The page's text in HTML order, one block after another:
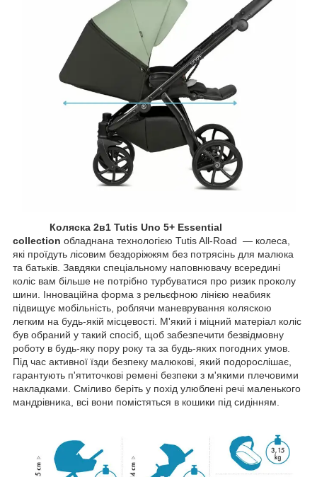
Коляска 2в1 Tutis Uno 5+ Essential
collection обладнана технологією Tutis All-Road — колеса,
які проїдуть лісовим бездоріжжям без потрясінь для малюка
та батьків. Завдяки спеціальному наповнювачу всередині
коліс вам більше не потрібно турбуватися про ризик проколу
шини. Інноваційна форма з рельєфною лінією неабияк
підвищує мобільність, роблячи маневрування коляскою
легким на будь-якій місцевості. М'який і міцний матеріал коліс
був обраний у такий спосіб, щоб забезпечити безвідмовну
роботу в будь-яку пору року та за будь-яких погодних умов.
Під час активної їзди безпеку малюкові, який подорослішає,
гарантують п'ятиточкові ремені безпеки з м'якими плечовими
накладками. Сміливо беріть у похід улюблені речі маленького
мандрівника, всі вони помістяться в кошики під сидінням.